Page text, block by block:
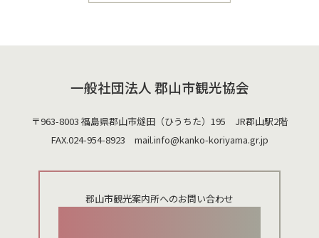
一般社団法人 郡山市観光協会
〒963-8003 福島県郡山市燧田（ひうちた）195 JR郡山駅2階
FAX.024-954-8923 mail.info@kanko-koriyama.gr.jp
郡山市観光案内所へのお問い合わせ